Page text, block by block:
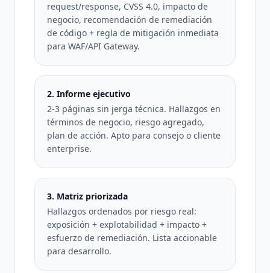
request/response, CVSS 4.0, impacto de
negocio, recomendación de remediación
de código + regla de mitigación inmediata
para WAF/API Gateway.
2. Informe ejecutivo
2-3 páginas sin jerga técnica. Hallazgos en
términos de negocio, riesgo agregado,
plan de acción. Apto para consejo o cliente
enterprise.
3. Matriz priorizada
Hallazgos ordenados por riesgo real:
exposición + explotabilidad + impacto +
esfuerzo de remediación. Lista accionable
para desarrollo.